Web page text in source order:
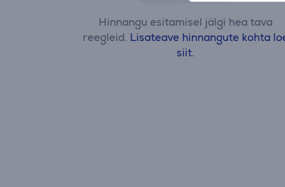
Hinnangu esitamisel jälgi hea tava
reegleid. Lisateave hinnangute kohta
siit.